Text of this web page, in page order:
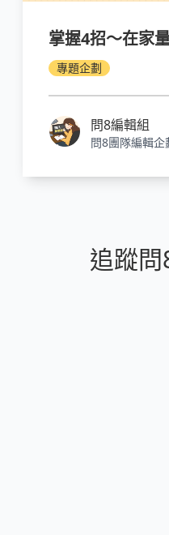
掌握4招～在家
專題企劃
問8編輯組
問8團隊編輯企
追蹤